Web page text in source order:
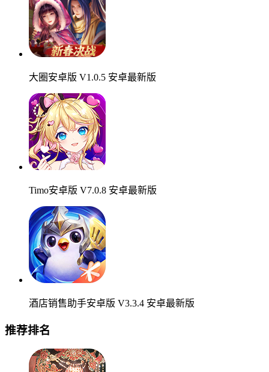
大圈安卓版 V1.0.5 安卓最新版
Timo安卓版 V7.0.8 安卓最新版
酒店销售助手安卓版 V3.3.4 安卓最新版
推荐排名